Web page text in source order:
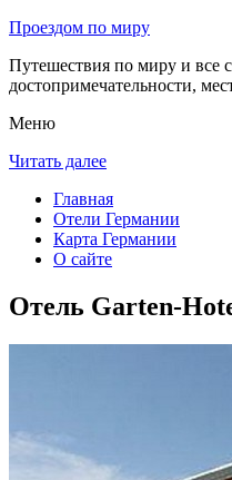
Проездом по миру
Путешествия по миру и все
достопримечательности,
Меню
Читать далее
Главная
Отели Германии
Карта Германии
О сайте
Отель Garten-